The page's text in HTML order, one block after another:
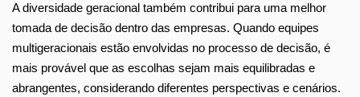
A diversidade geracional também contribui para uma melhor
tomada de decisão dentro das empresas. Quando equipes
multigeracionais estão envolvidas no processo de decisão, é
mais provável que as escolhas sejam mais equilibradas e
abrangentes, considerando diferentes perspectivas e cenários.